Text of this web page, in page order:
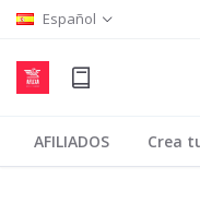
Español
AFILIADOS Crea